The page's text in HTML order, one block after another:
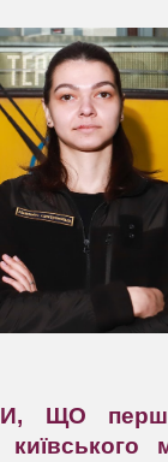
ЩО
київського